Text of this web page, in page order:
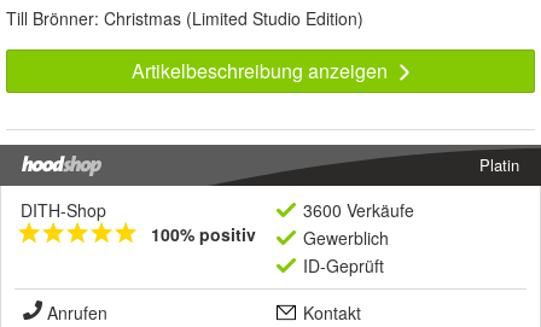
Till Brönner: Christmas (Limited Studio Edition)
Artikelbeschreibung anzeigen
Platin
DITH-Shop
100% positiv
3600 Verkäufe
Gewerblich
ID-Geprüft
Anrufen
Kontakt